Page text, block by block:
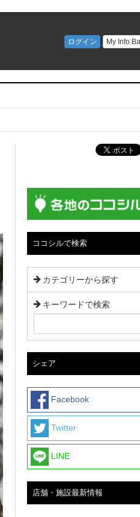
ココシルで検索
カテゴリーから探す
キーワードで検索
シェア
Facebook
Twitter
LINE
店舗・施設最新情報